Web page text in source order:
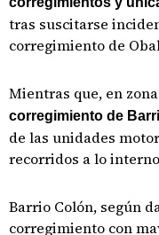
tras suscitarse
corregimiento de
Mientras que, en
corregimiento de
de las unidades
recorridos a lo
Barrio Colón, según
corregimiento con